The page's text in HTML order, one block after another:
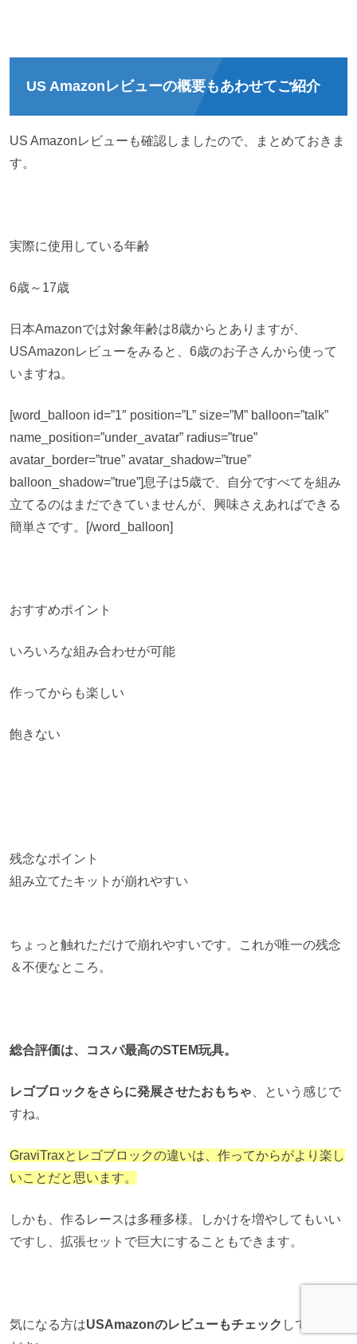
US Amazonレビューの概要もあわせてご紹介
US Amazonレビューも確認しましたので、まとめておきま
す。
実際に使用している年齢
6歳～17歳
日本Amazonでは対象年齢は8歳からとありますが、
USAmazonレビューをみると、6歳のお子さんから使って
いますね。
[word_balloon id=”1″ position=”L” size=”M” balloon=”talk”
name_position=”under_avatar” radius=”true”
avatar_border=”true” avatar_shadow=”true”
balloon_shadow=”true”]息子は5歳で、自分ですべてを組み
立てるのはまだできていませんが、興味さえあればできる
簡単さです。[/word_balloon]
おすすめポイント
いろいろな組み合わせが可能
作ってからも楽しい
飽きない
残念なポイント
組み立てたキットが崩れやすい
ちょっと触れただけで崩れやすいです。これが唯一の残念
＆不便なところ。
総合評価は、コスパ最高のSTEM玩具。
レゴブロックをさらに発展させたおもちゃ 、という感じで
すね。
GraviTraxとレゴブロックの違いは、作ってからがより楽し
いことだと思います。
しかも、作るレースは多種多様。しかけを増やしてもいい
ですし、拡張セットで巨大にすることもできます。
気になる方はUSAmazonのレビューもチェック してみてく